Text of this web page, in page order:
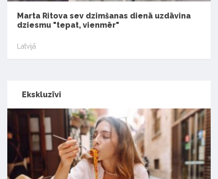
Marta Ritova sev dzimšanas dienā uzdāvina
dziesmu "tepat, vienmēr"
Latvijā
Ekskluzīvi